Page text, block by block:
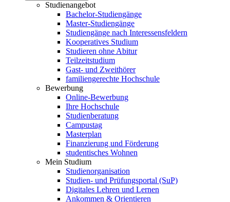
Studienangebot
Bachelor-Studiengänge
Master-Studiengänge
Studiengänge nach Interessensfeldern
Kooperatives Studium
Studieren ohne Abitur
Teilzeitstudium
Gast- und Zweithörer
familiengerechte Hochschule
Bewerbung
Online-Bewerbung
Ihre Hochschule
Studienberatung
Campustag
Masterplan
Finanzierung und Förderung
studentisches Wohnen
Mein Studium
Studienorganisation
Studien- und Prüfungsportal (SuP)
Digitales Lehren und Lernen
Ankommen & Orientieren